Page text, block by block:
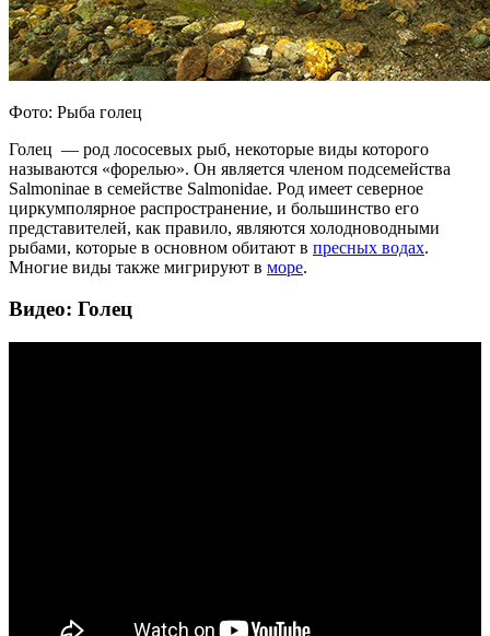
Фото: Рыба голец
Голец — род лососевых рыб, некоторые виды которого
называются «форелью». Он является членом подсемейства
Salmoninae в семействе Salmonidae. Род имеет северное
циркумполярное распространение, и большинство его
представителей, как правило, являются холодноводными
рыбами, которые в основном обитают в пресных водах.
Многие виды также мигрируют в море.
Видео: Голец